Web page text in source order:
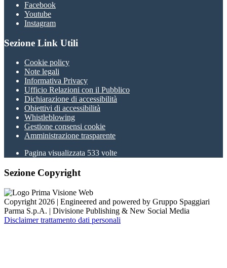
Facebook
Youtube
Instagram
Sezione Link Utili
Cookie policy
Note legali
Informativa Privacy
Ufficio Relazioni con il Pubblico
Dichiarazione di accessibilità
Obiettivi di accessibilità
Whistleblowing
Gestione consensi cookie
Amministrazione trasparente
Pagina visualizzata 533 volte
Sezione Copyright
Copyright 2026 | Engineered and powered by Gruppo Spaggiari
Parma S.p.A. | Divisione Publishing & New Social Media
Disclaimer trattamento dati personali